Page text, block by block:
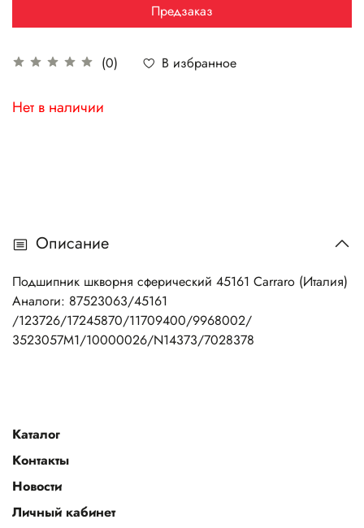
(0) В избранное
Нет в наличии
Предзаказ
Описание
Подшипник шкворня сферический 45161 Carraro (Италия)
Аналоги: 87523063/45161
/123726/17245870/11709400/9968002/
3523057M1/10000026/N14373/7028378
Каталог
Контакты
Новости
Личный кабинет